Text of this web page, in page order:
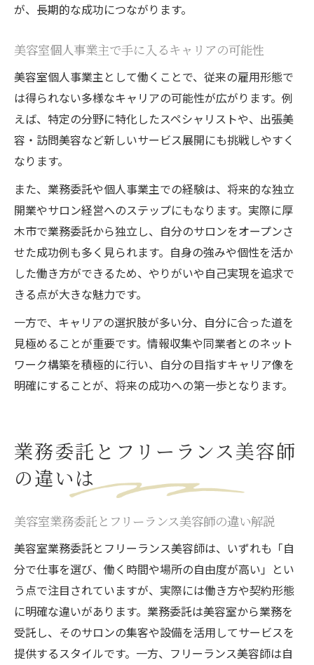
が、長期的な成功につながります。
美容室個人事業主で手に入るキャリアの可能性
美容室個人事業主として働くことで、従来の雇用形態で
は得られない多様なキャリアの可能性が広がります。例
えば、特定の分野に特化したスペシャリストや、出張美
容・訪問美容など新しいサービス展開にも挑戦しやすく
なります。
また、業務委託や個人事業主での経験は、将来的な独立
開業やサロン経営へのステップにもなります。実際に厚
木市で業務委託から独立し、自分のサロンをオープンさ
せた成功例も多く見られます。自身の強みや個性を活か
した働き方ができるため、やりがいや自己実現を追求で
きる点が大きな魅力です。
一方で、キャリアの選択肢が多い分、自分に合った道を
見極めることが重要です。情報収集や同業者とのネット
ワーク構築を積極的に行い、自分の目指すキャリア像を
明確にすることが、将来の成功への第一歩となります。
業務委託とフリーランス美容師
の違いは
美容室業務委託とフリーランス美容師の違い解説
美容室業務委託とフリーランス美容師は、いずれも「自
分で仕事を選び、働く時間や場所の自由度が高い」とい
う点で注目されていますが、実際には働き方や契約形態
に明確な違いがあります。業務委託は美容室から業務を
受託し、そのサロンの集客や設備を活用してサービスを
提供するスタイルです。一方、フリーランス美容師は自